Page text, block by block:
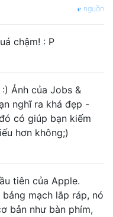
nguồn
chậm! : P
Ảnh của Jobs &
nghĩ ra khá đẹp -
có giúp bạn kiếm
hơn không;)
tiên của Apple.
mạch lắp ráp, nó
bản như bàn phím,